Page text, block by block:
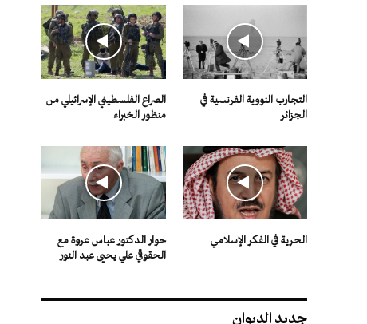
التجارب النووية الفرنسية في
الجزائر
الصراع الفلسطيني الإسرائيلي من
منظور الخبراء
الحرية في الفكر الإسلامي
حوار الدكتور عباس عروة مع
الحقوقي علي يحيى عبد النور
جديد الديوان